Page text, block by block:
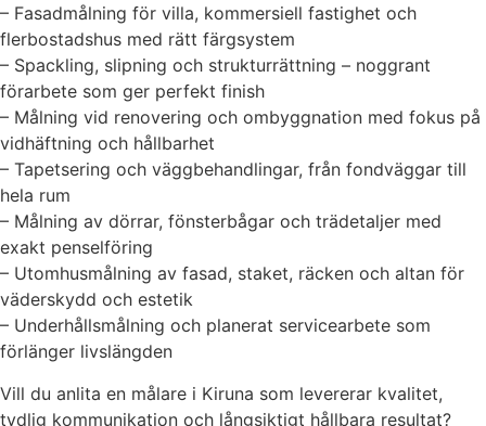
– Fasadmålning för villa, kommersiell fastighet och
flerbostadshus med rätt färgsystem
– Spackling, slipning och strukturrättning – noggrant
förarbete som ger perfekt finish
– Målning vid renovering och ombyggnation med fokus på
vidhäftning och hållbarhet
– Tapetsering och väggbehandlingar, från fondväggar till
hela rum
– Målning av dörrar, fönsterbågar och trädetaljer med
exakt penselföring
– Utomhusmålning av fasad, staket, räcken och altan för
väderskydd och estetik
– Underhållsmålning och planerat servicearbete som
förlänger livslängden
Vill du anlita en målare i Kiruna som levererar kvalitet,
tydlig kommunikation och långsiktigt hållbara resultat?